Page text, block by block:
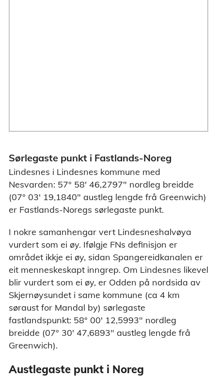
Sørlegaste punkt i Fastlands-Noreg
Lindesnes i Lindesnes kommune med
Nesvarden: 57° 58' 46,2797" nordleg breidde
(07° 03' 19,1840" austleg lengde frå Greenwich)
er Fastlands-Noregs sørlegaste punkt.
I nokre samanhengar vert Lindesneshalvøya
vurdert som ei øy. Ifølgje FNs definisjon er
området ikkje ei øy, sidan Spangereidkanalen er
eit menneskeskapt inngrep. Om Lindesnes likevel
blir vurdert som ei øy, er Odden på nordsida av
Skjernøysundet i same kommune (ca 4 km
søraust for Mandal by) sørlegaste
fastlandspunkt: 58° 00' 12,5993" nordleg
breidde (07° 30' 47,6893" austleg lengde frå
Greenwich).
Austlegaste punkt i Noreg